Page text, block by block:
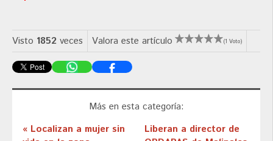
Visto 1852 veces Valora este artículo (1 Voto)
Más en esta categoría:
« Localizan a mujer sin
Liberan a director de